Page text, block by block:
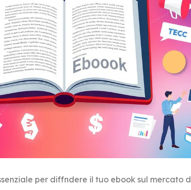
per diffndere il tuo ebook sul mercato